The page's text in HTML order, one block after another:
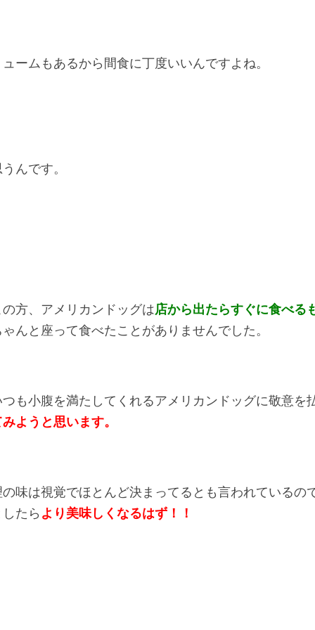
ームもあるから間食に丁度いいんですよね。
んです。
方、アメリカンドッグは店から出たらすぐに食べる
んと座って食べたことがありませんでした。
も小腹を満たしてくれるアメリカンドッグに敬意を
ようと思います。
味は視覚でほとんど決まってるとも言われているの
たら より美味しくなるはず！！